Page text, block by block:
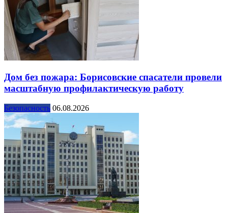
Дом без пожара: Борисовские спасатели провели
масштабную профилактическую работу
Безопасность 06.08.2026